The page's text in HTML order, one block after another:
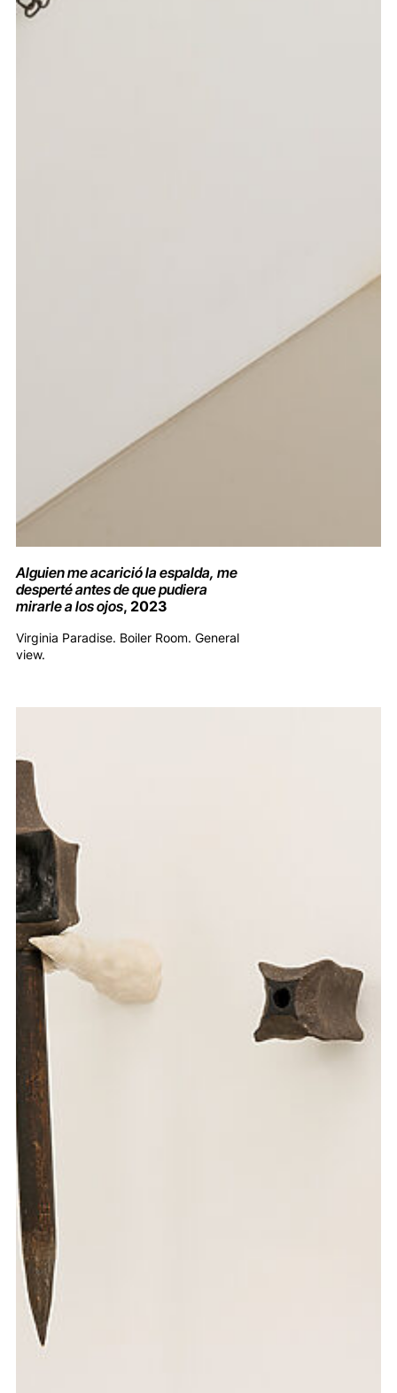
Alguien me acarició la espalda, me
desperté antes de que pudiera
mirarle a los ojos, 2023
Virginia Paradise. Boiler Room. General
view.